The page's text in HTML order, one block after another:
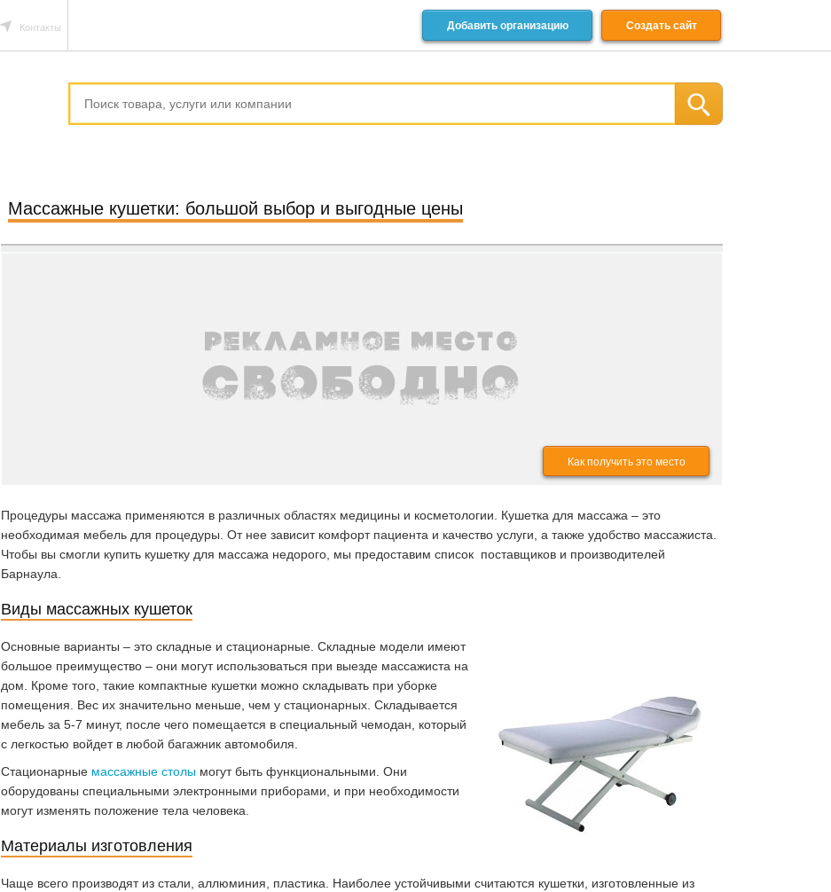
Контакты Добавить организацию Создать сайт
Массажные кушетки: большой выбор и выгодные цены
Как получить это место
Процедуры массажа применяются в различных областях медицины и косметологии. Кушетка для массажа – это
необходимая мебель для процедуры. От нее зависит комфорт пациента и качество услуги, а также удобство массажиста.
Чтобы вы смогли купить кушетку для массажа недорого, мы предоставим список поставщиков и производителей
Барнаула.
Виды массажных кушеток
Основные варианты – это складные и стационарные. Складные модели имеют
большое преимущество – они могут использоваться при выезде массажиста на
дом. Кроме того, такие компактные кушетки можно складывать при уборке
помещения. Вес их значительно меньше, чем у стационарных. Складывается
мебель за 5-7 минут, после чего помещается в специальный чемодан, который
с легкостью войдет в любой багажник автомобиля.
Стационарные массажные столы могут быть функциональными. Они
оборудованы специальными электронными приборами, и при необходимости
могут изменять положение тела человека.
Материалы изготовления
Чаще всего производят из стали, аллюминия, пластика. Наиболее устойчивыми считаются кушетки, изготовленные из